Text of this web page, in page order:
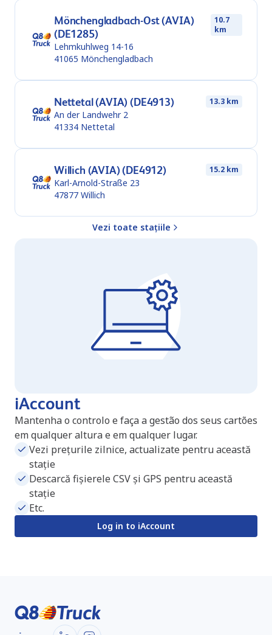
Mönchengladbach-Ost (AVIA)
(DE1285)
10.7
km
Lehmkuhlweg 14-16
41065 Mönchengladbach
Nettetal (AVIA) (DE4913) 13.3 km
An der Landwehr 2
41334 Nettetal
Willich (AVIA) (DE4912) 15.2 km
Karl-Arnold-Straße 23
47877 Willich
Vezi toate stațiile
iAccount
Mantenha o controlo e faça a gestão dos seus cartões
em qualquer altura e em qualquer lugar.
Vezi prețurile zilnice, actualizate pentru această
stație
Descarcă fișierele CSV și GPS pentru această
stație
Etc.
Log in to iAccount